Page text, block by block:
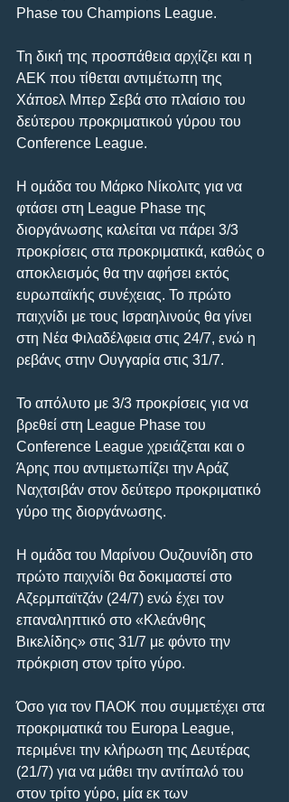
Phase του Champions League.
Τη δική της προσπάθεια αρχίζει και η
ΑΕΚ που τίθεται αντιμέτωπη της
Χάποελ Μπερ Σεβά στο πλαίσιο του
δεύτερου προκριματικού γύρου του
Conference League.
Η ομάδα του Μάρκο Νίκολιτς για να
φτάσει στη League Phase της
διοργάνωσης καλείται να πάρει 3/3
προκρίσεις στα προκριματικά, καθώς ο
αποκλεισμός θα την αφήσει εκτός
ευρωπαϊκής συνέχειας. Το πρώτο
παιχνίδι με τους Ισραηλινούς θα γίνει
στη Νέα Φιλαδέλφεια στις 24/7, ενώ η
ρεβάνς στην Ουγγαρία στις 31/7.
Το απόλυτο με 3/3 προκρίσεις για να
βρεθεί στη League Phase του
Conference League χρειάζεται και ο
Άρης που αντιμετωπίζει την Αράζ
Ναχτσιβάν στον δεύτερο προκριματικό
γύρο της διοργάνωσης.
Η ομάδα του Μαρίνου Ουζουνίδη στο
πρώτο παιχνίδι θα δοκιμαστεί στο
Αζερμπαϊτζάν (24/7) ενώ έχει τον
επαναληπτικό στο «Κλεάνθης
Βικελίδης» στις 31/7 με φόντο την
πρόκριση στον τρίτο γύρο.
Όσο για τον ΠΑΟΚ που συμμετέχει στα
προκριματικά του Europa League,
περιμένει την κλήρωση της Δευτέρας
(21/7) για να μάθει την αντίπαλό του
στον τρίτο γύρο, μία εκ των